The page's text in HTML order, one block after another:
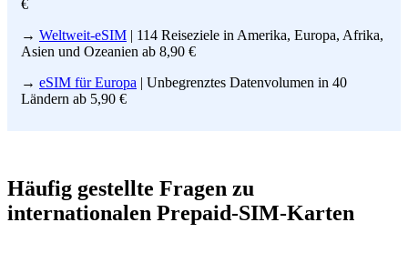
€
→ Weltweit-eSIM | 114 Reiseziele in Amerika, Europa, Afrika,
Asien und Ozeanien ab 8,90 €
→ eSIM für Europa | Unbegrenztes Datenvolumen in 40
Ländern ab 5,90 €
Häufig gestellte Fragen zu
internationalen Prepaid-SIM-Karten